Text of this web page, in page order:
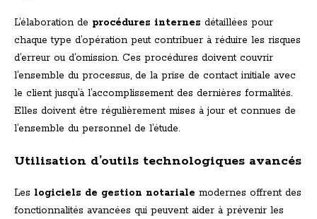
L’élaboration de procédures internes détaillées pour
chaque type d’opération peut contribuer à réduire les risques
d’erreur ou d’omission. Ces procédures doivent couvrir
l’ensemble du processus, de la prise de contact initiale avec
le client jusqu’à l’accomplissement des dernières formalités.
Elles doivent être régulièrement mises à jour et connues de
l’ensemble du personnel de l’étude.
Utilisation d’outils technologiques avancés
Les logiciels de gestion notariale modernes offrent des
fonctionnalités avancées qui peuvent aider à prévenir les